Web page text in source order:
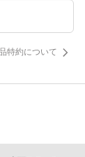
特約について